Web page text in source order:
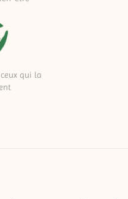
qui la